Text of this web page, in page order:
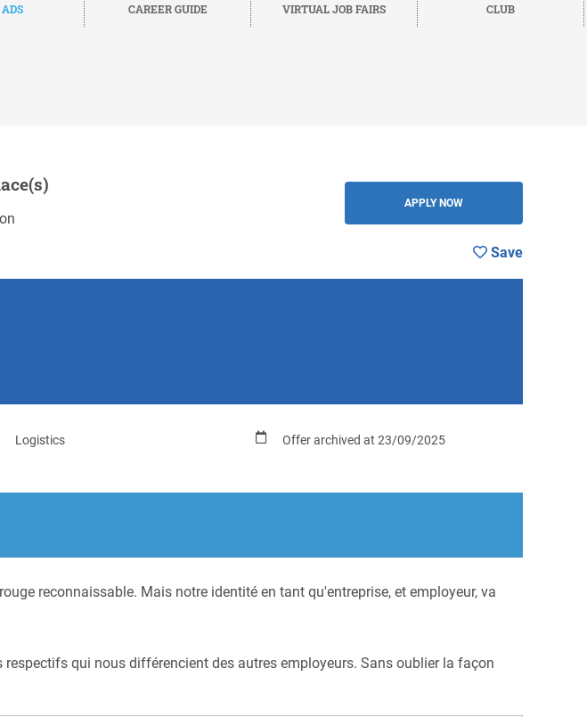
CAREER GUIDE VIRTUAL JOB FAIRS CLUB
Save
APPLY NOW
Save
Logistics Offer archived at 23/09/2025
reconnaissable. Mais notre identité en tant qu'entreprise, et employeur, va
qui nous différencient des autres employeurs. Sans oublier la façon